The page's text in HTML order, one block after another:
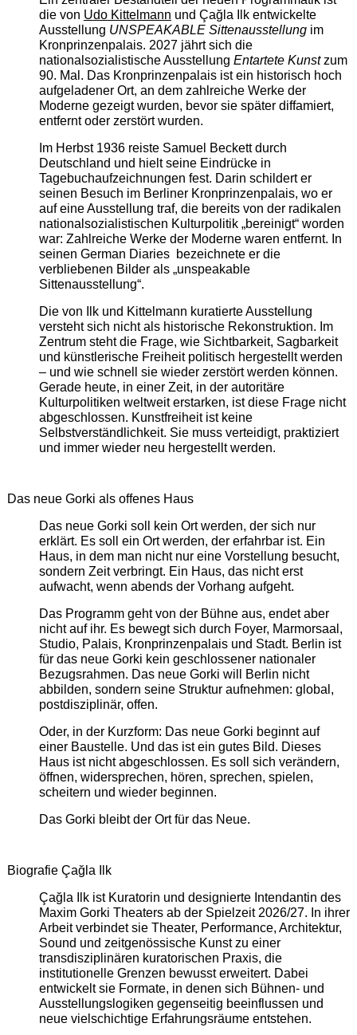
die von Udo Kittelmann und Çağla Ilk entwickelte
Ausstellung UNSPEAKABLE Sittenausstellungim
Kronprinzenpalais. 2027 jährt sich die
nationalsozialistische Ausstellung Entartete Kunstzum
90. Mal. Das Kronprinzenpalais ist ein historisch hoch
aufgeladener Ort, an dem zahlreiche Werke der
Moderne gezeigt wurden, bevor sie später diffamiert,
entfernt oder zerstört wurden.
Im Herbst 1936 reiste Samuel Beckett durch
Deutschland und hielt seine Eindrücke in
Tagebuchaufzeichnungen fest. Darin schildert er
seinen Besuch im Berliner Kronprinzenpalais, wo er
auf eine Ausstellung traf, die bereits von der radikalen
nationalsozialistischen Kulturpolitik „bereinigt“ worden
war: Zahlreiche Werke der Moderne waren entfernt. In
seinen German Diaries bezeichnete er die
verbliebenen Bilder als „unspeakable
Sittenausstellung“.
Die von Ilk und Kittelmann kuratierte Ausstellung
versteht sich nicht als historische Rekonstruktion. Im
Zentrum steht die Frage, wie Sichtbarkeit, Sagbarkeit
und künstlerische Freiheit politisch hergestellt werden
– und wie schnell sie wieder zerstört werden können.
Gerade heute, in einer Zeit, in der autoritäre
Kulturpolitiken weltweit erstarken, ist diese Frage nicht
abgeschlossen. Kunstfreiheit ist keine
Selbstverständlichkeit. Sie muss verteidigt, praktiziert
und immer wieder neu hergestellt werden.
Das neue Gorki als offenes Haus
Das neue Gorki soll kein Ort werden, der sich nur
erklärt. Es soll ein Ort werden, der erfahrbar ist. Ein
Haus, in dem man nicht nur eine Vorstellung besucht,
sondern Zeit verbringt. Ein Haus, das nicht erst
aufwacht, wenn abends der Vorhang aufgeht.
Das Programm geht von der Bühne aus, endet aber
nicht auf ihr. Es bewegt sich durch Foyer, Marmorsaal,
Studio, Palais, Kronprinzenpalais und Stadt. Berlin ist
für das neue Gorki kein geschlossener nationaler
Bezugsrahmen. Das neue Gorki will Berlin nicht
abbilden, sondern seine Struktur aufnehmen: global,
postdisziplinär, offen.
Oder, in der Kurzform: Das neue Gorki beginnt auf
einer Baustelle. Und das ist ein gutes Bild. Dieses
Haus ist nicht abgeschlossen. Es soll sich verändern,
öffnen, widersprechen, hören, sprechen, spielen,
scheitern und wieder beginnen.
Das Gorki bleibt der Ort für das Neue.
Biografie Çağla Ilk
Çağla Ilk ist Kuratorin und designierte Intendantin des
Maxim Gorki Theaters ab der Spielzeit 2026/27. In ihrer
Arbeit verbindet sie Theater, Performance, Architektur,
Sound und zeitgenössische Kunst zu einer
transdisziplinären kuratorischen Praxis, die
institutionelle Grenzen bewusst erweitert. Dabei
entwickelt sie Formate, in denen sich Bühnen- und
Ausstellungslogiken gegenseitig beeinflussen und
neue vielschichtige Erfahrungsräume entstehen.